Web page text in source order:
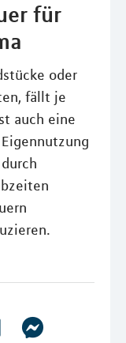
für
oder
fällt je
auch eine